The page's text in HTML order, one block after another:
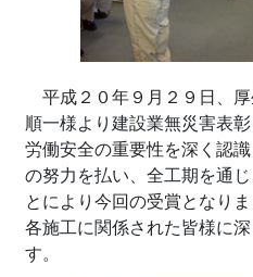
平成２０年９月２９日、
順一様より建設業無災害表彰
労働安全の重要性を深く認
の努力を払い、全工期を通
とにより今回の受賞となりま
各施工に関係された皆様に
す。